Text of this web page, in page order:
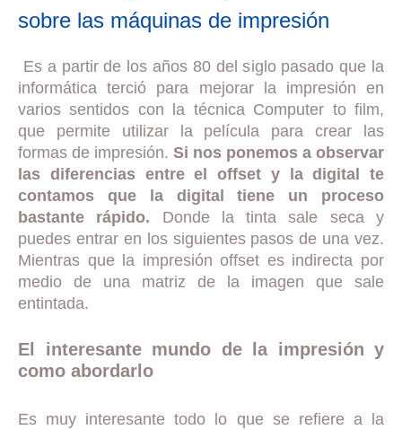
sobre las máquinas de impresión
Es a partir de los años 80 del siglo pasado que la
informática terció para mejorar la impresión en
varios sentidos con la técnica Computer to film,
que permite utilizar la película para crear las
formas de impresión. Si nos ponemos a observar
las diferencias entre el offset y la digital te
contamos que la digital tiene un proceso
bastante rápido. Donde la tinta sale seca y
puedes entrar en los siguientes pasos de una vez.
Mientras que la impresión offset es indirecta por
medio de una matriz de la imagen que sale
entintada.
El interesante mundo de la impresión y
como abordarlo
Es muy interesante todo lo que se refiere a la